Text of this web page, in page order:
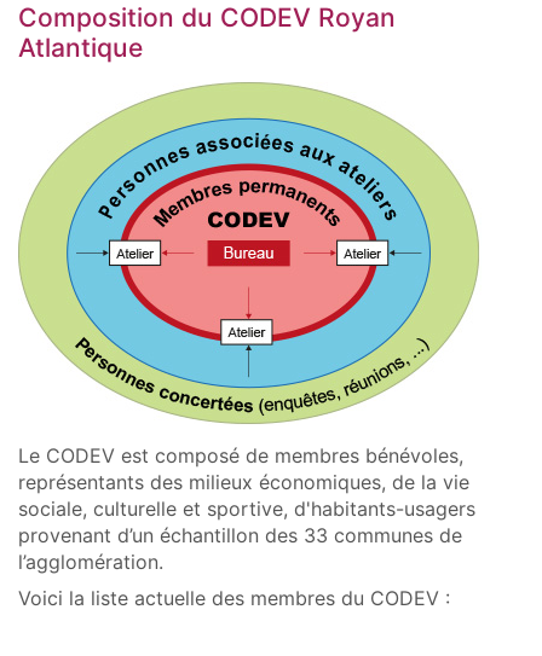
Composition du CODEV Royan
Atlantique
Le CODEV est composé de membres bénévoles,
représentants des milieux économiques, de la vie
sociale, culturelle et sportive, d'habitants-usagers
provenant d’un échantillon des 33 communes de
l’agglomération.
Voici la liste actuelle des membres du CODEV :